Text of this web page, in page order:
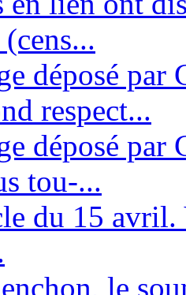
déposé par
respect...
déposé par
tou-...
du 15 avril.
le